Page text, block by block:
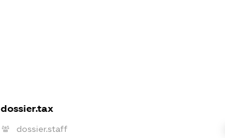
dossier.tax
dossier.staff